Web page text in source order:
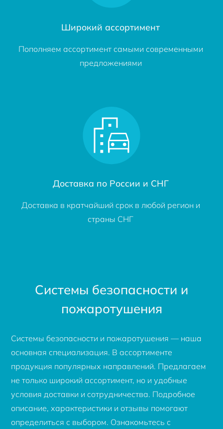
Широкий ассортимент
Пополняем ассортимент самыми современными
предложениями
Доставка по России и СНГ
Доставка в кратчайший срок в любой регион и
страны СНГ
Системы безопасности и
пожаротушения
Системы безопасности и пожаротушения — наша
основная специализация. В ассортименте
продукция популярных направлений. Предлагаем
не только широкий ассортимент, но и удобные
условия доставки и сотрудничества. Подробное
описание, характеристики и отзывы помогают
определиться с выбором. Ознакомьтесь с